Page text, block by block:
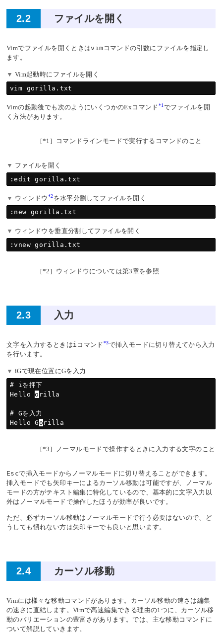
2.2 ファイルを開く
Vimでファイルを開くときはvim コマンドの引数にファイルを指定し
ます。
Vim起動時にファイルを開く
Vimの起動後でも次のようにいくつかのExコマンド*1 でファイルを開
く方法があります。
[*1] コマンドラインモードで実行するコマンドのこと
ファイルを開く
ウィンドウ *2を水平分割してファイルを開く
ウィンドウを垂直分割してファイルを開く
[*2] ウィンドウについては第3章を参照
2.3 入力
文字を入力するときはi コマンド*3で挿入モードに切り替えてから入力
を行います。
iGで現在位置にGを入力
# iを押下
Hello o rilla
# Gを入力
Hello Go
[*3] ノーマルモードで操作するときに入力する文字のこと
Escで挿入モードからノーマルモードに切り替えることができます。
挿入モードでも矢印キーによるカーソル移動は可能ですが、ノーマル
モードの方がテキスト編集に特化しているので、基本的に文字入力以
外はノーマルモードで操作したほうが効率が良いです。
ただ、必ずカーソル移動はノーマルモードで行う必要はないので、ど
うしても慣れない方は矢印キーでも良いと思います。
2.4 カーソル移動
Vimには様々な移動コマンドがあります。カーソル移動の速さは編集
の速さに直結します。Vimで高速編集できる理由の1つに、カーソル移
動のバリエーションの豊富さがあります。では、主な移動コマンドに
ついて解説していきます。